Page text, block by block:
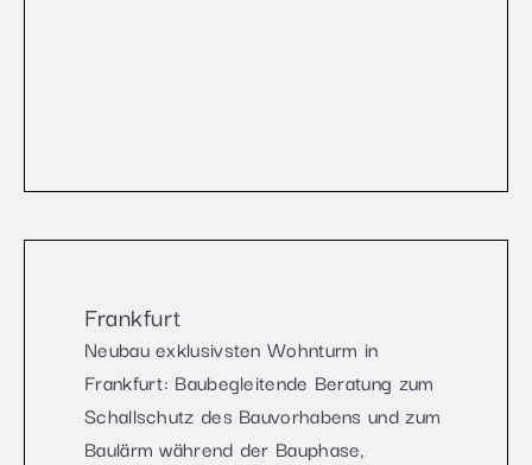
Frankfurt
Neubau exklusivsten Wohnturm in
Frankfurt: Baubegleitende Beratung zum
Schallschutz des Bauvorhabens und zum
Baulärm während der Bauphase,